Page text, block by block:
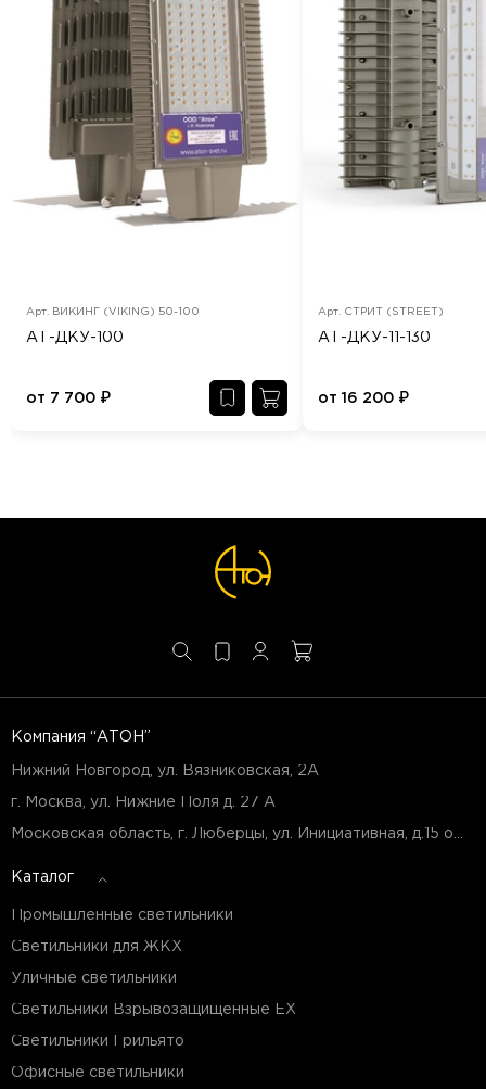
Арт. ВИКИНГ (VIKING) 50-100
АТ-ДКУ-100
от 7 700 ₽
Арт. СТРИТ (STREET)
АТ-ДКУ-11-130
от 16 200 ₽
Компания “АТОН”
Нижний Новгород, ул. Вязниковская, 2А
г. Москва, ул. Нижние Поля д. 27 А
Каталог
Промышленные светильники
Светильники для ЖКХ
Уличные светильники
Светильники Взрывозащищенные EX
Светильники Грильято
Офисные светильники